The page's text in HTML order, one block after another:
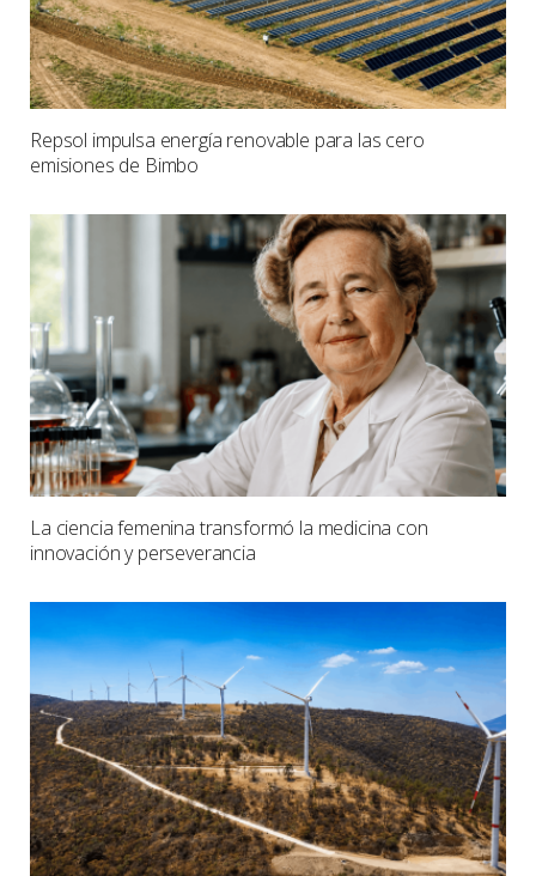
Repsol impulsa energía renovable para las cero
emisiones de Bimbo
La ciencia femenina transformó la medicina con
innovación y perseverancia